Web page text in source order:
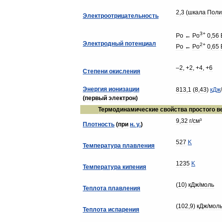
Электроотрицательность 2,3 (шкала
Электродный потенциал
Po ← Po3+ 0,56
Po ← Po2+ 0,65
Степени окисления –2, +2, +4, +6
Энергия ионизации
(первый электрон)
813,1 (8,43) кДж/
Термодинамические свойства простого
Плотность (при н. у.) 9,32 г/см³
Температура плавления 527 K
Температура кипения 1235 K
Теплота плавления (10) кДж/моль
Теплота испарения (102,9) кДж/моль